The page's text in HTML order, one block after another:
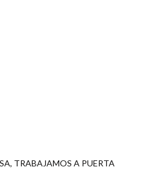
TRABAJAMOS A PUERTA